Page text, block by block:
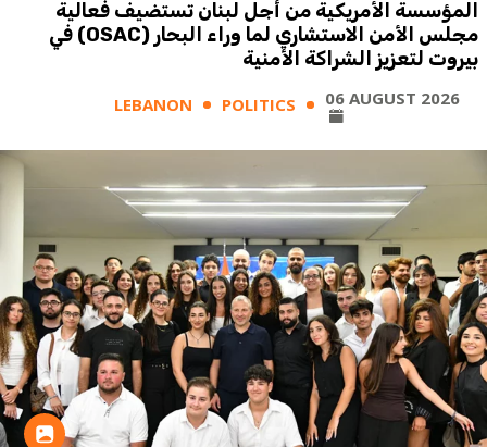
المؤسسة الأمريكية من أجل لبنان تستضيف فعالية
مجلس الأمن الاستشاري لما وراء البحار (OSAC) في
بيروت لتعزيز الشراكة الأمنية
LEBANON POLITICS 06 AUGUST 2026